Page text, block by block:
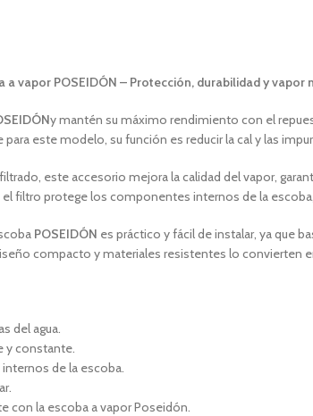
a vapor POSEIDÓN – Protección, durabilidad y vapor
y mantén su máximo rendimiento con el
este modelo, su función es reducir la cal y las
este accesorio mejora la calidad del vapor,
el filtro protege los componentes internos de la
POSEIDÓN es práctico y fácil de instalar, ya que
compacto y materiales resistentes lo convierten
del agua.
y constante.
de la escoba.
con la escoba a vapor Poseidón.